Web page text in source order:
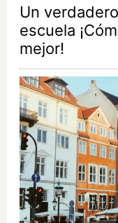
Un
escuela
mejor!